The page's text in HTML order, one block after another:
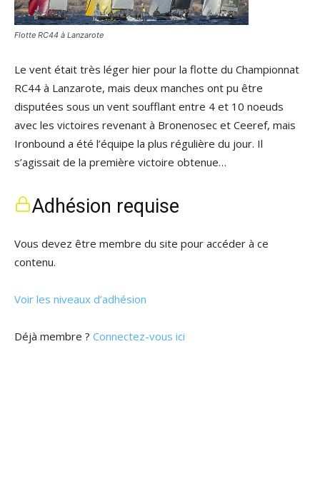
Flotte RC44 à Lanzarote
Le vent était très léger hier pour la flotte du Championnat
RC44 à Lanzarote, mais deux manches ont pu être
disputées sous un vent soufflant entre 4 et 10 noeuds
avec les victoires revenant à Bronenosec et Ceeref, mais
Ironbound a été l’équipe la plus régulière du jour. Il
s’agissait de la première victoire obtenue…
Adhésion requise
Vous devez être membre du site pour accéder à ce
contenu.
Voir les niveaux d’adhésion
Déjà membre ? Connectez-vous ici